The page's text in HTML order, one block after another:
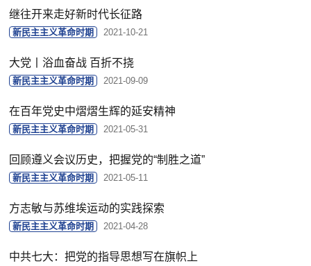
继往开来走好新时代长征路
新民主主义革命时期 2021-10-21
大党丨浴血奋战 百折不挠
新民主主义革命时期 2021-09-09
在百年党史中熠熠生辉的延安精神
新民主主义革命时期 2021-05-31
回顾遵义会议历史，把握党的“制胜之道”
新民主主义革命时期 2021-05-11
方志敏与苏维埃运动的实践探索
新民主主义革命时期 2021-04-28
中共七大：把党的指导思想写在旗帜上